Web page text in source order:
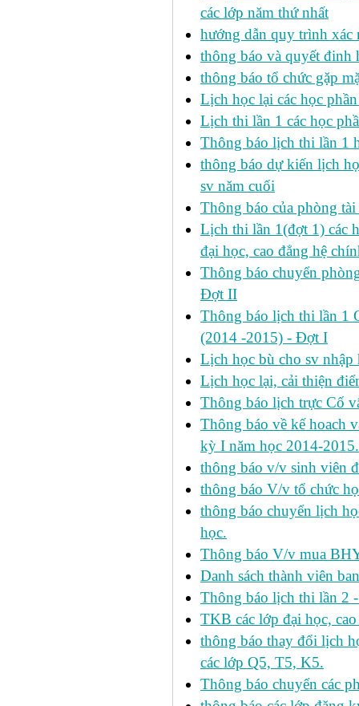
các lớp năm thứ nhất
hướng dẫn quy trình xác
thông báo và quyết đinh
thông báo tổ chức gặp
Lịch học lại các học
Lịch thi lần 1 các học
Thông báo lịch thi lần 1
thông báo dự kiến lịch
sv năm cuối
Thông báo của phòng
Lịch thi lần 1(đợt 1) các
đại học, cao đẳng hệ
Thông báo chuyển
Đợt II
Thông báo lịch thi lần 1
(2014 -2015) - Đợt I
Lịch học bù cho sv
Lịch học lại, cải thiện
Thông báo lịch trực Cố
Thông báo về kế hoach
kỳ I năm học 2014-2015.
thông báo v/v sinh viên
thông báo V/v tổ chức
thông báo chuyển lịch
học.
Thông báo V/v mua
Danh sách thành viên
Thông báo lịch thi lần 2
TKB các lớp đại học,
thông báo thay đổi lịch
các lớp Q5, T5, K5.
Thông báo chuyển các